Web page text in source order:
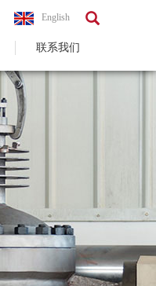
联系我们
English